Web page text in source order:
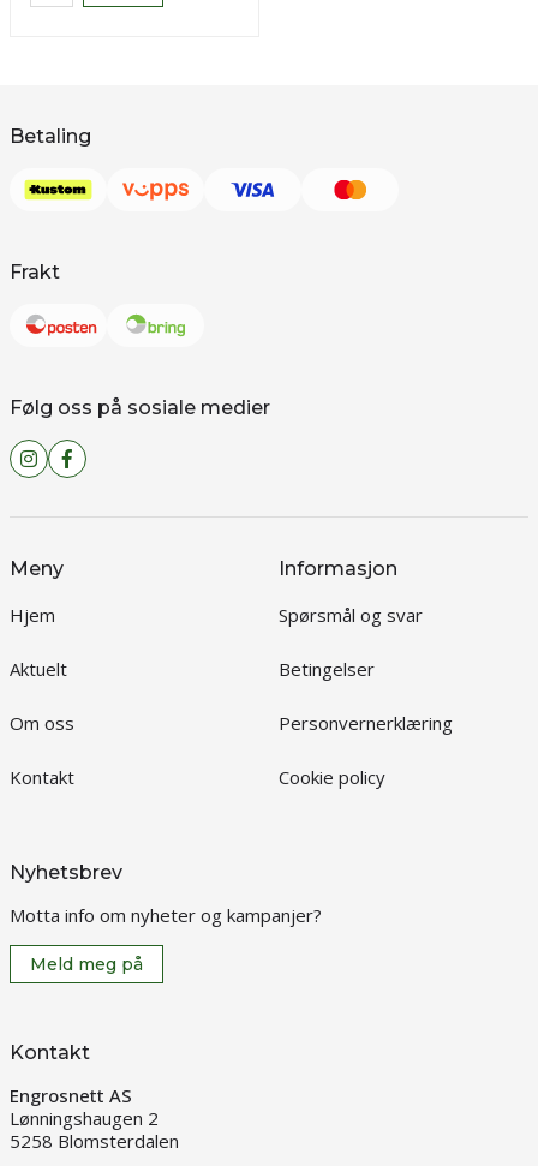
Betaling
Frakt
Følg oss på sosiale medier
Meny
Hjem
Aktuelt
Om oss
Kontakt
Informasjon
Spørsmål og svar
Betingelser
Personvernerklæring
Cookie policy
Nyhetsbrev
Motta info om nyheter og kampanjer?
Meld meg på
Kontakt
Engrosnett AS
Lønningshaugen 2
5258 Blomsterdalen